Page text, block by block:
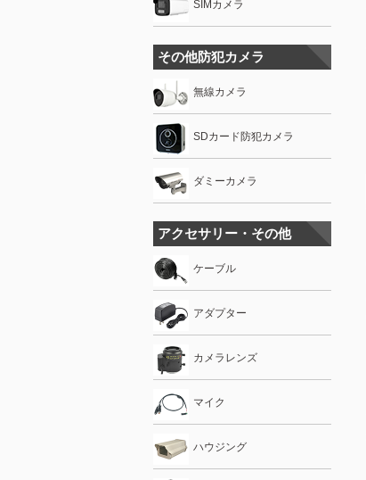
SIMカメラ
その他防犯カメラ
無線カメラ
SDカード防犯カメラ
ダミーカメラ
アクセサリー・その他
ケーブル
アダプター
カメラレンズ
マイク
ハウジング